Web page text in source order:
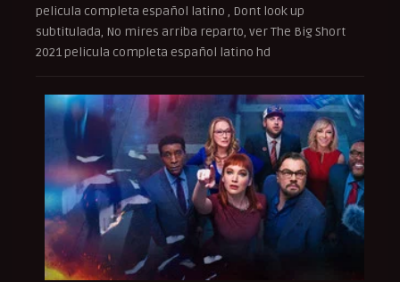
pelicula completa español latino , Dont look up
subtitulada, No mires arriba reparto, ver The Big Short
2021 pelicula completa español latino hd